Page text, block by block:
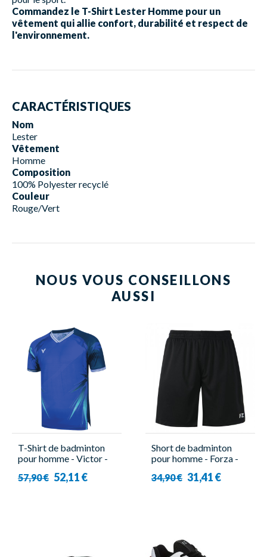
Commandez le T-Shirt Lester Homme pour un
vêtement qui allie confort, durabilité et respect de
l'environnement.
CARACTÉRISTIQUES
Nom
Lester
Vêtement
Homme
Composition
100% Polyester recyclé
Couleur
Rouge/Vert
NOUS VOUS CONSEILLONS
AUSSI
T-Shirt de badminton
pour homme - Victor -
57,90 € 52,11 €
Short de badminton
pour homme - Forza -
34,90 € 31,41 €